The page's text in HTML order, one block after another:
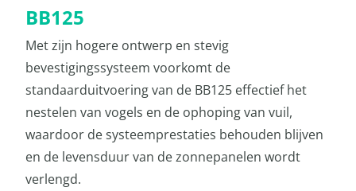
BB125
Met zijn hogere ontwerp en stevig
bevestigingssysteem voorkomt de
standaarduitvoering van de BB125 effectief het
nestelen van vogels en de ophoping van vuil,
waardoor de systeemprestaties behouden blijven
en de levensduur van de zonnepanelen wordt
verlengd.